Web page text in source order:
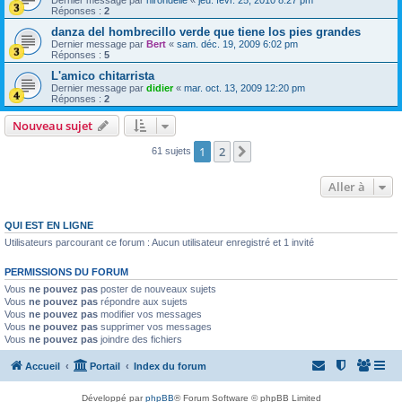
Réponses : 2
danza del hombrecillo verde que tiene los pies grandes
Dernier message par Bert « sam. déc. 19, 2009 6:02 pm
Réponses : 5
L'amico chitarrista
Dernier message par didier« mar. oct. 13, 2009 12:20 pm
Réponses : 2
Nouveau sujet
61 sujets 1 2
Aller à
QUI EST EN LIGNE
Utilisateurs parcourant ce forum : Aucun utilisateur enregistré et 1 invité
PERMISSIONS DU FORUM
Vous ne pouvez pas poster de nouveaux sujets
Vous ne pouvez pas répondre aux sujets
Vous ne pouvez pas modifier vos messages
Vous ne pouvez pas supprimer vos messages
Vous ne pouvez pas joindre des fichiers
Accueil Portail Index du forum
Développé parphpBB® Forum Software © phpBB Limited